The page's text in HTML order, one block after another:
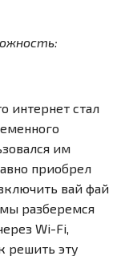
интернет стал
им
приобрел
вай фай
мы разберемся
Wi-Fi,
решить эту